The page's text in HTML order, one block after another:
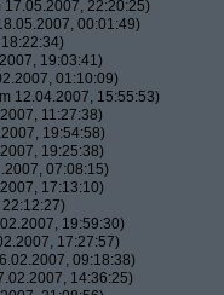
17.05.2007, 22:20:25)
00:01:49)
19:03:41)
01:10:09)
12.04.2007, 15:55:53)
11:27:38)
19:54:58)
19:25:38)
07:08:15)
17:13:10)
19:59:30)
17:27:57)
09:18:38)
14:36:25)